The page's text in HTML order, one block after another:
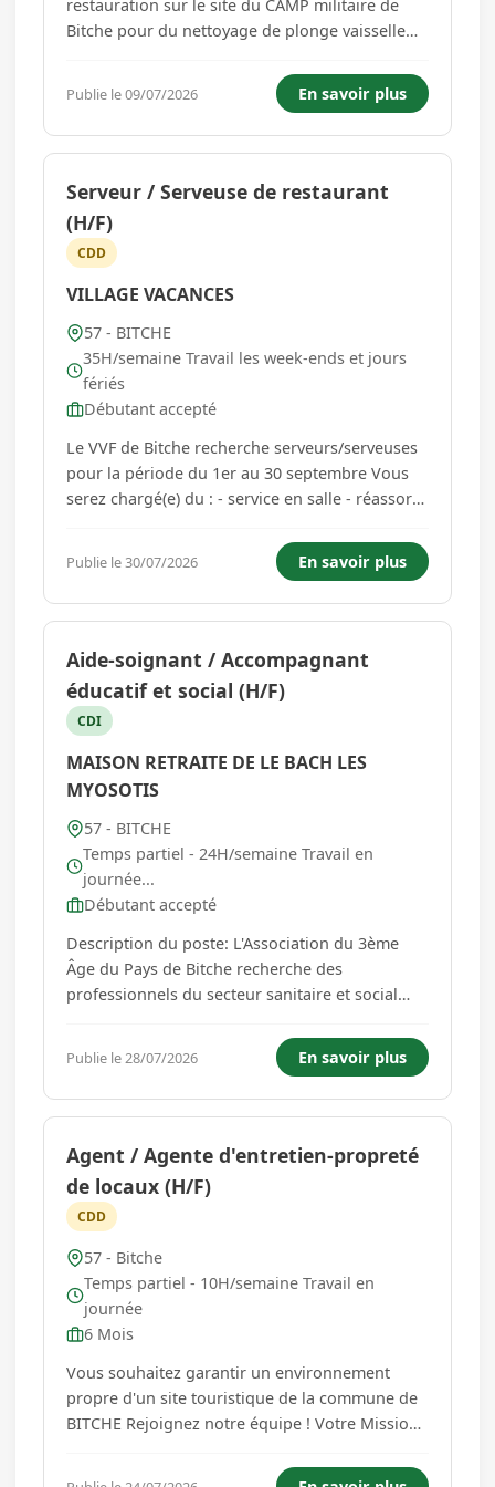
restauration sur le site du CAMP militaire de
Bitche pour du nettoyage de plonge vaisselle
horaires suivants : HORAIRE: du lundi au
vendredi 06h30 -...
Publie le 09/07/2026 En savoir plus
Serveur / Serveuse de restaurant
(H/F)
CDD
VILLAGE VACANCES
57 - BITCHE
35H/semaine Travail les week-ends et jours
fériés
Débutant accepté
Le VVF de Bitche recherche serveurs/serveuses
pour la période du 1er au 30 septembre Vous
serez chargé(e) du : - service en salle - réassort
déjeuner/déjeuner/diner) 11H30 à 14H00 -
18H30 à 21H30 (possibil...
Publie le 30/07/2026 En savoir plus
Aide-soignant / Accompagnant
éducatif et social (H/F)
CDI
MAISON RETRAITE DE LE BACH LES
MYOSOTIS
57 - BITCHE
Temps partiel - 24H/semaine Travail en
journée...
Débutant accepté
Description du poste: L'Association du 3ème
Âge du Pays de Bitche recherche des
professionnels du secteur sanitaire et social
Les Myosotis et de l'Unité de Vie Protégée Les
Oliviers. Au quotidien, vous accompagnez les
résidents dans les gestes es...
Publie le 28/07/2026 En savoir plus
Agent / Agente d'entretien-propreté
de locaux (H/F)
CDD
57 - Bitche
Temps partiel - 10H/semaine Travail en
journée
6 Mois
Vous souhaitez garantir un environnement
propre d'un site touristique de la commune de
BITCHE Rejoignez notre équipe ! Votre Mission :
sanitaires. - Entretien des sols (balayage,